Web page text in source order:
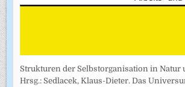
Strukturen der Selbstorganisation in Natur
Hrsg.: Sedlacek, Klaus-Dieter. Das